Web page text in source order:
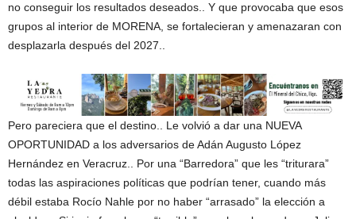
no conseguir los resultados deseados.. Y que provocaba que esos
grupos al interior de MORENA, se fortalecieran y amenazaran con
desplazarla después del 2027..
Pero pareciera que el destino.. Le volvió a dar una NUEVA
OPORTUNIDAD a los adversarios de Adán Augusto López
Hernández en Veracruz.. Por una “Barredora” que les “triturara”
todas las aspiraciones políticas que podrían tener, cuando más
débil estaba Rocío Nahle por no haber “arrasado” la elección a